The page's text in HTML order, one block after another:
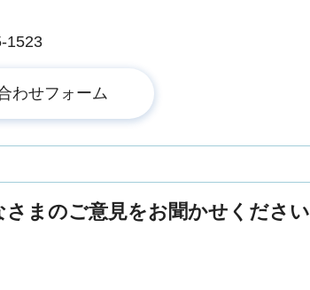
1523
まのご意見をお聞かせください